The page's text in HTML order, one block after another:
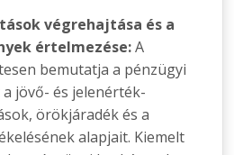
végrehajtása és a
értelmezése:A
bemutatja a pénzügyi
jövő- és jelenérték-
örökjáradék és a
alapjait. Kiemelt